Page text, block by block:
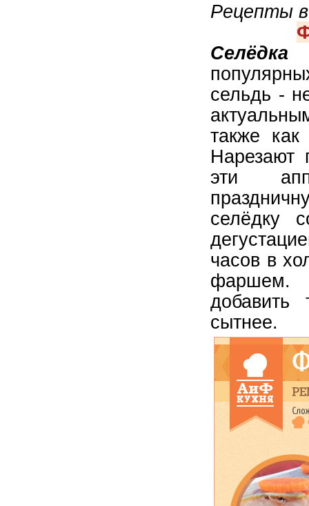
Рецепты
сельдь -
также
Нарезают
эти
селёдку
часов в
фаршем.
сытнее.